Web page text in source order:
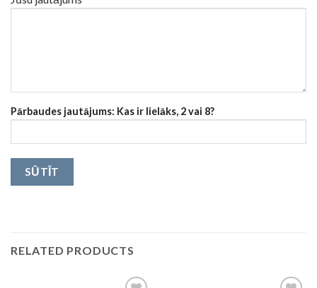
Pārbaudes jautājums: Kas ir lielāks, 2 vai 8?
RELATED PRODUCTS